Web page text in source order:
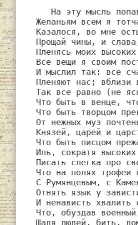
Желаньям всем я
Казалося, во мне
Прощай чины, и
Пленясь моих
Все вещи я своим
И мыслил так: все
Пленяют нас; вблизи
Так все равно (не
Что быть в венце,
Что быть творцом
От нежных муз
Князей, царей и
Что быть писцом
Иль, сократя
Писать слегка про
Что на полях трофеи
С Румянцевым, с
Отнять язык у
И ненависть хвалить
Что, обуздав
Щадя людей, бить,